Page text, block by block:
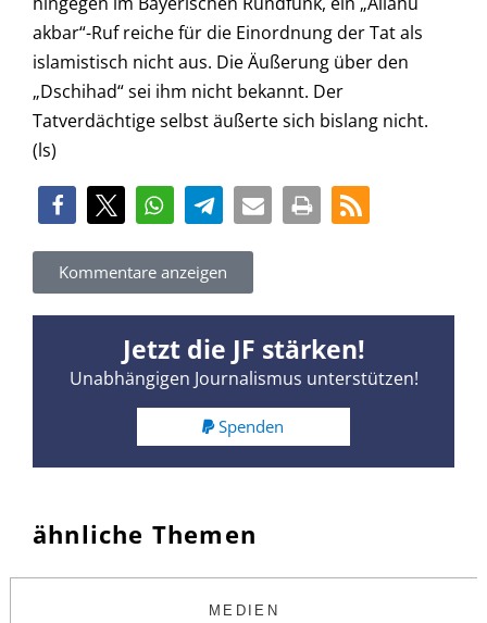
akbar“-Ruf reiche für die Einordnung der Tat als
islamistisch nicht aus. Die Äußerung über den
„Dschihad“ sei ihm nicht bekannt. Der
Tatverdächtige selbst äußerte sich bislang nicht.
(ls)
Kommentare anzeigen
Jetzt die JF stärken!
Unabhängigen Journalismus unterstützen!
Spenden
ähnliche Themen
MEDIEN